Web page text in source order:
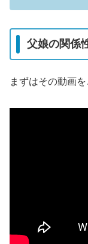
父娘の関係
まずはその動画